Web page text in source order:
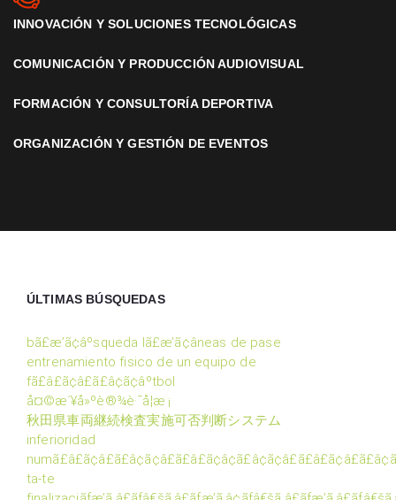
INNOVACIÓN Y SOLUCIONES TECNOLÓGICAS
COMUNICACIÓN Y PRODUCCIÓN AUDIOVISUAL
FORMACIÓN Y CONSULTORÍA DEPORTIVA
ORGANIZACIÓN Y GESTIÓN DE EVENTOS
ÚLTIMAS BÚSQUEDAS
bã£æ’ã¢âºsqueda lã£æ’ã¢â­neas de pase
entrenamiento fisico de un equipo de
fã£â£ã¢â£ã£â¢ã¢âºtbol
å¤©æ´¥å»ºè®¾è·¯å­¦æ ¡
秋田県車両継続検査実施可否判断システム
inferioridad
ta-te